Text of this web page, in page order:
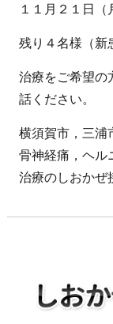
１１月２１日（
残り４名様（新
治療をご希望の
話ください。
横須賀市，三浦
骨神経痛，ヘル
治療のしおかぜ